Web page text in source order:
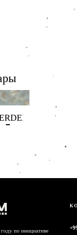
LUX
по инициативе